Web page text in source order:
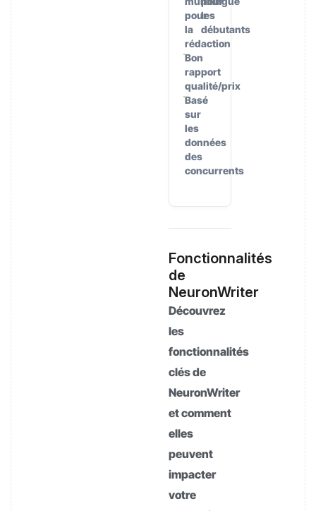
pour
la
rédaction
Bon
rapport
qualité/prix
Basé
sur
les
données
des
concurrents
les
débutants
Fonctionnalités
de
NeuronWriter
Découvrez
les
fonctionnalités
clés de
NeuronWriter
et comment
elles
peuvent
impacter
votre